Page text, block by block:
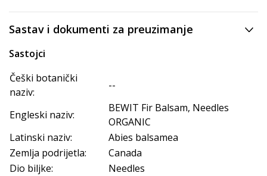
Sastav i dokumenti za preuzimanje
Sastojci
Češki botanički
naziv:
--
Engleski naziv:
BEWIT Fir Balsam, Needles
ORGANIC
Latinski naziv:
Abies balsamea
Zemlja podrijetla:
Canada
Dio biljke:
Needles